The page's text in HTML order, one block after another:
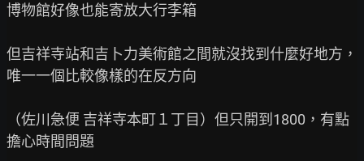
博物館好像也能寄放大行李箱
但吉祥寺站和吉卜力美術館之間就沒找到什麼好地方，
唯一一個比較像樣的在反方向
（佐川急便 吉祥寺本町１丁目）但只開到1800，有點
擔心時間問題